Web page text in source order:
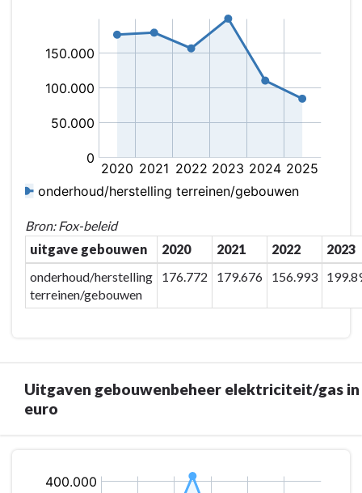
wagenpark
onderhoud
Bron: Fox-beleid
uitgave gebouwen
2020 2021 2022
2023
onderhoud/herstelling
terreinen/gebouwen
176.772 179.676 156.993
Uitgaven gebouwenbeheer elektriciteit/gas in
euro